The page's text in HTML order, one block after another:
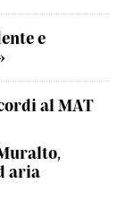
e
al MAT
aria